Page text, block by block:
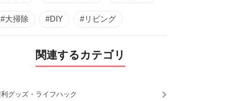
#大掃除 #DIY #リビング
関連するカテゴリ
グッズ・ライフハック